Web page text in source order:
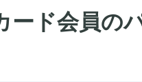
ード会員の